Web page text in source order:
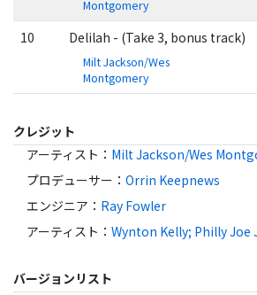
Montgomery
10 Delilah - (Take 3, bonus track)
Milt Jackson/Wes
Montgomery
クレジット
アーティスト ： Milt Jackson/Wes
プロデューサー ： Orrin Keepnews
エンジニア ： Ray Fowler
アーティスト ： Wynton Kelly; Philly Joe
バージョンリスト